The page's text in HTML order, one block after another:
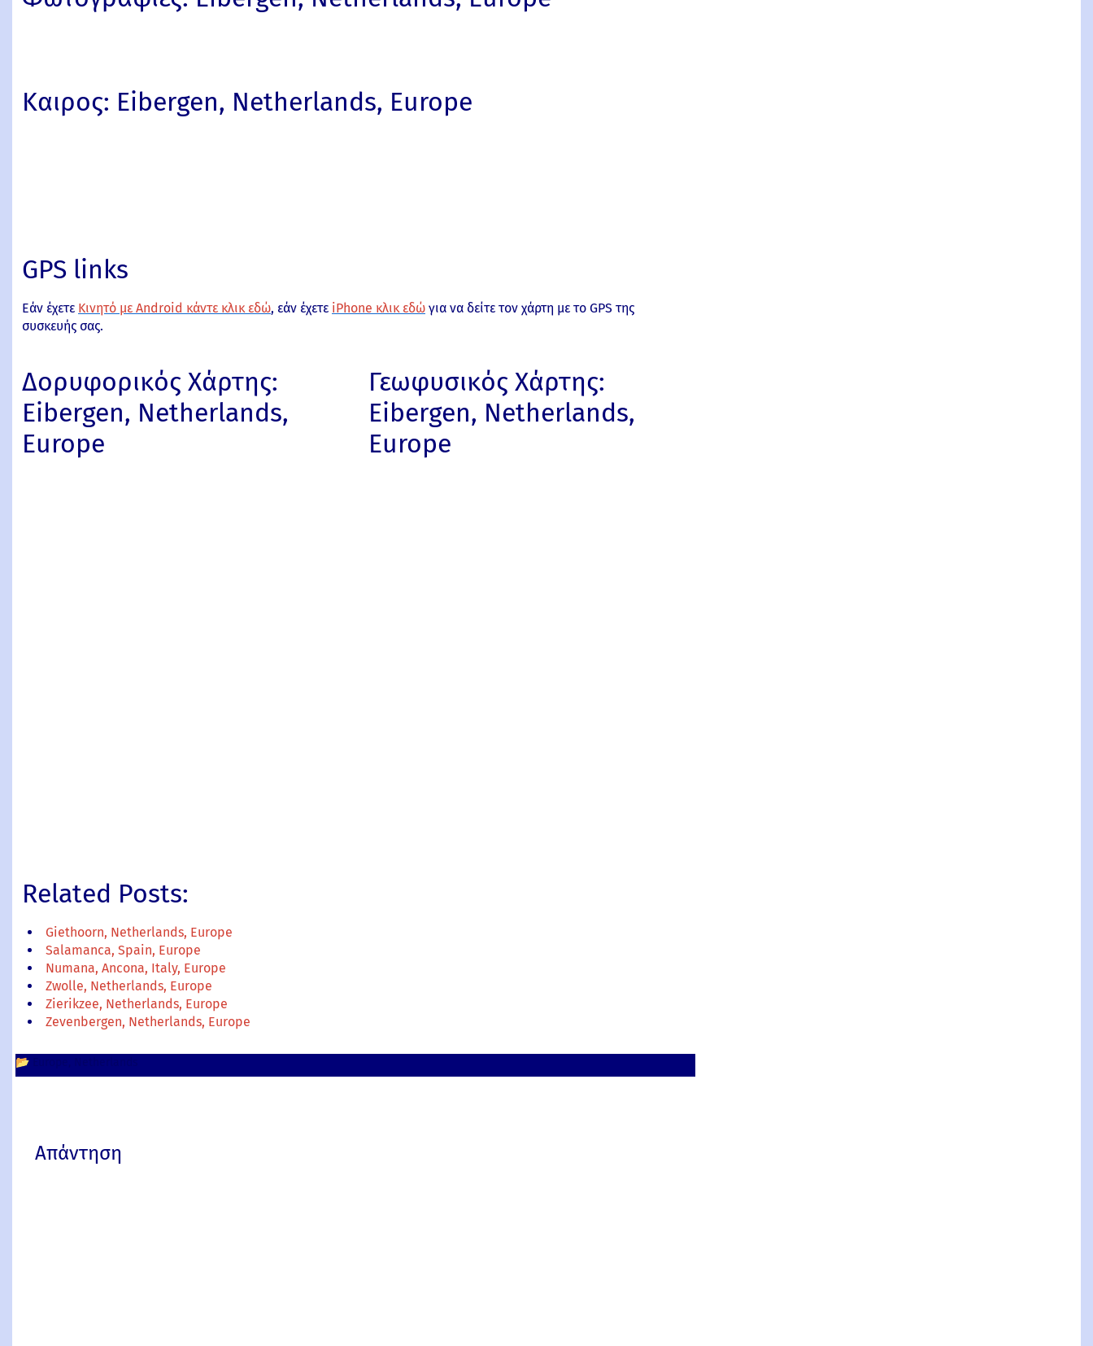
Καιρος: Eibergen, Netherlands, Europe
GPS links
Εάν έχετε Κινητό με Android κάντε κλικ εδώ, εάν έχετε iPhone κλικ εδώ για να δείτε τον χάρτη με το GPS της
συσκευής σας.
Δορυφορικός Χάρτης:
Eibergen, Netherlands,
Europe
Γεωφυσικός Χάρτης:
Eibergen, Netherlands,
Europe
Related Posts:
Giethoorn, Netherlands, Europe
Salamanca, Spain, Europe
Numana, Ancona, Italy, Europe
Zwolle, Netherlands, Europe
Zierikzee, Netherlands, Europe
Zevenbergen, Netherlands, Europe
📂
Απάντηση